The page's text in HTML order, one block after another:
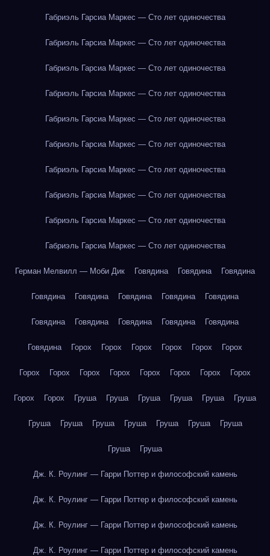
Габриэль Гарсиа Маркес — Сто лет одиночества
Габриэль Гарсиа Маркес — Сто лет одиночества
Габриэль Гарсиа Маркес — Сто лет одиночества
Габриэль Гарсиа Маркес — Сто лет одиночества
Габриэль Гарсиа Маркес — Сто лет одиночества
Габриэль Гарсиа Маркес — Сто лет одиночества
Габриэль Гарсиа Маркес — Сто лет одиночества
Габриэль Гарсиа Маркес — Сто лет одиночества
Габриэль Гарсиа Маркес — Сто лет одиночества
Габриэль Гарсиа Маркес — Сто лет одиночества
Герман Мелвилл — Моби Дик Говядина Говядина Говядина
Говядина Говядина Говядина Говядина Говядина
Говядина Говядина Говядина Говядина Говядина
Говядина Горох Горох Горох Горох Горох Горох
Горох Горох Горох Горох Горох Горох Горох Горох
Горох Горох Груша Груша Груша Груша Груша Груша
Груша Груша Груша Груша Груша Груша Груша
Груша Груша
Дж. К. Роулинг — Гарри Поттер и философский камень
Дж. К. Роулинг — Гарри Поттер и философский камень
Дж. К. Роулинг — Гарри Поттер и философский камень
Дж. К. Роулинг — Гарри Поттер и философский камень